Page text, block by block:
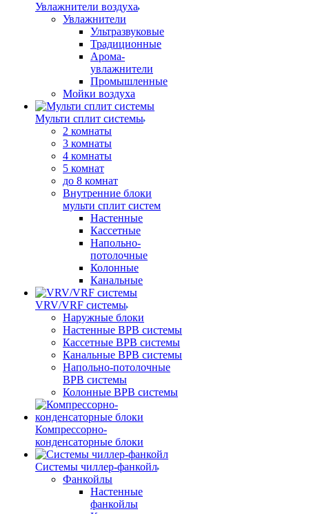
Увлажнители воздуха
Увлажнители
Ультразвуковые
Традиционные
Арома-
увлажнители
Промышленные
Мойки воздуха
Мульти сплит системы
2 комнаты
3 комнаты
4 комнаты
5 комнат
до 8 комнат
Внутренние блоки
мульти сплит систем
Настенные
Кассетные
Напольно-
потолочные
Колонные
Канальные
VRV/VRF системы
Наружные блоки
Настенные ВРВ системы
Кассетные ВРВ системы
Канальные ВРВ системы
Напольно-потолочные
ВРВ системы
Колонные ВРВ системы
Компрессорно-
конденсаторные блоки
Системы чиллер-фанкойл
Фанкойлы
Настенные
фанкойлы